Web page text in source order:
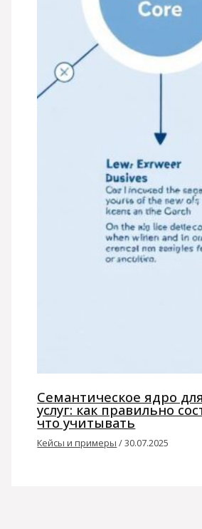
Семантическое ядро
услуг: как правильно
что учитывать
Кейсы и примеры /30.07.2025